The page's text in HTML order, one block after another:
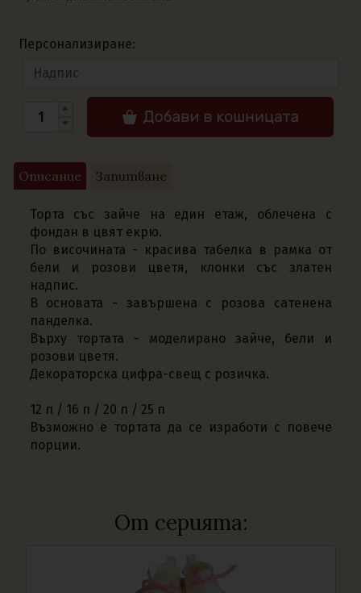
Персонализиране:
Описание Запитване
Торта със зайче на един етаж, облечена с
фондан в цвят екрю.
По височината - красива табелка в рамка от
бели и розови цветя, клонки със златен
надпис.
В основата - завършена с розова сатенена
панделка.
Върху тортата - моделирано зайче, бели и
розови цветя.
Декораторска цифра-свещ с розичка.
12 п / 16 п / 20 п / 25 п
Възможно е тортата да се изработи с повече
порции.
От серията: